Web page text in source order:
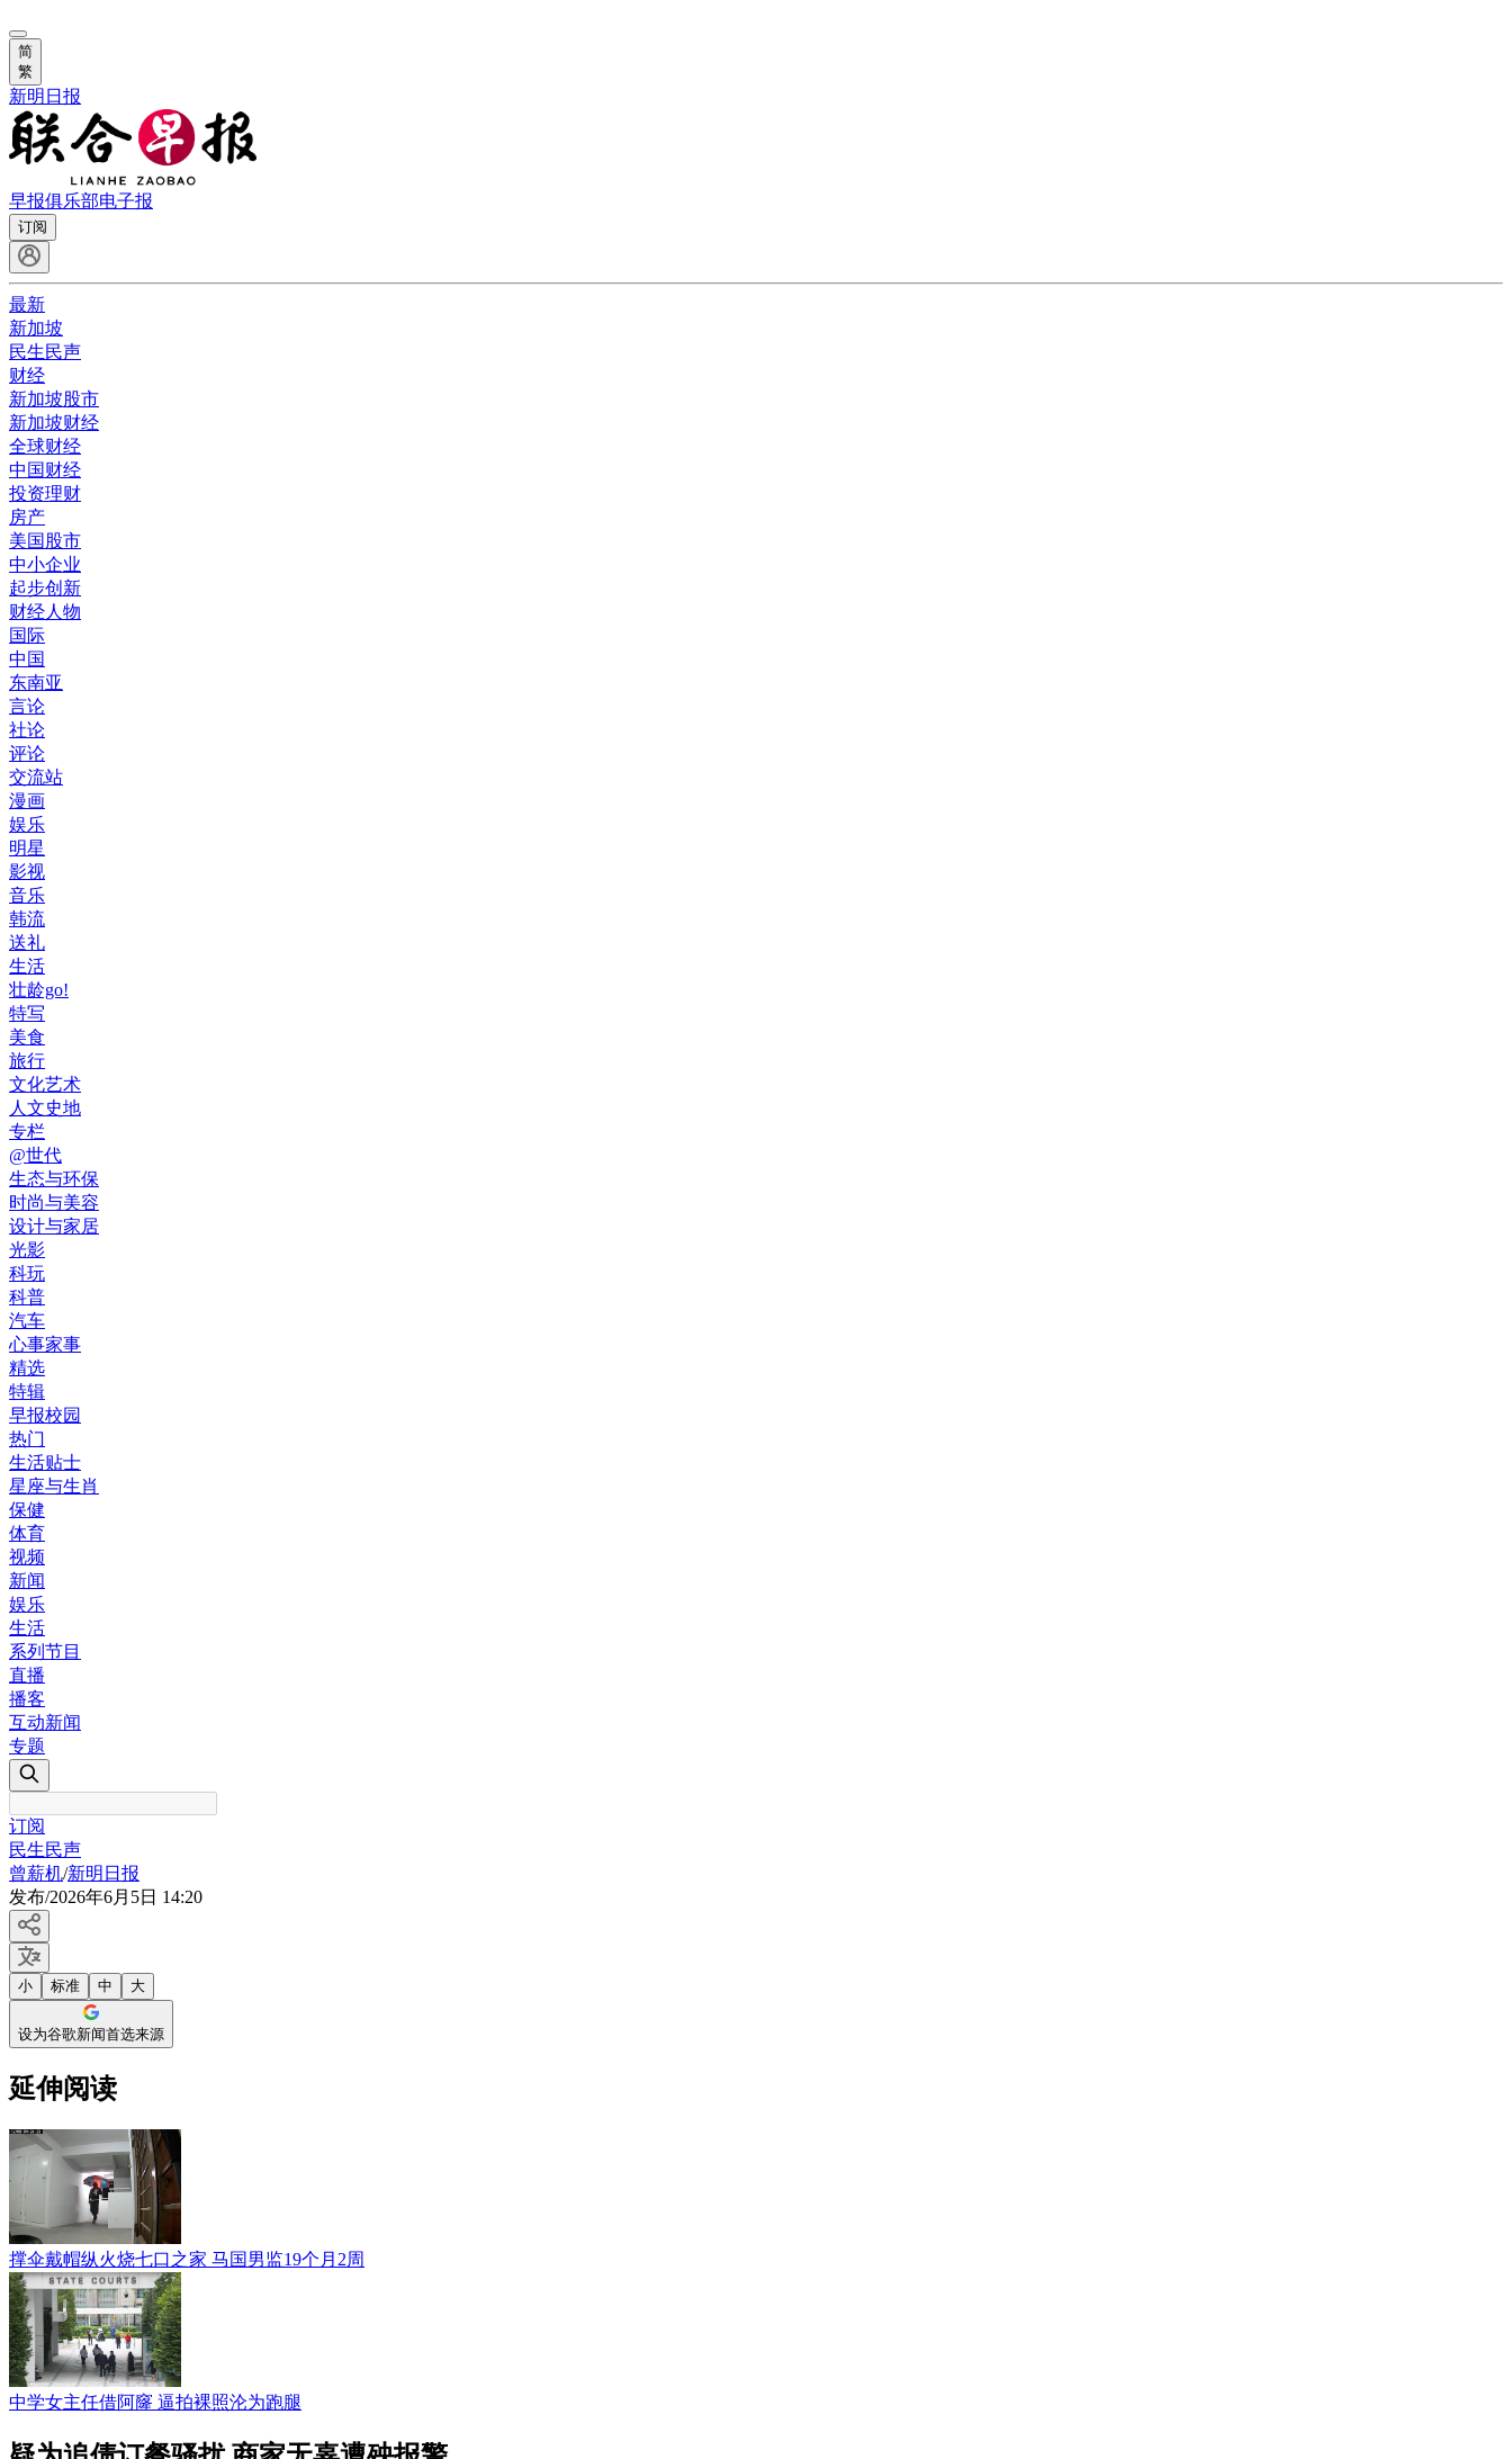
简
繁
新明日报
早报俱乐部电子报
订阅
最新
新加坡
民生民声
财经
新加坡股市
新加坡财经
全球财经
中国财经
投资理财
房产
美国股市
中小企业
起步创新
财经人物
国际
中国
东南亚
言论
社论
评论
交流站
漫画
娱乐
明星
影视
音乐
韩流
送礼
生活
壮龄go!
特写
美食
旅行
文化艺术
人文史地
专栏
@世代
生态与环保
时尚与美容
设计与家居
光影
科玩
科普
汽车
心事家事
精选
特辑
早报校园
热门
生活贴士
星座与生肖
保健
体育
视频
新闻
娱乐
生活
系列节目
直播
播客
互动新闻
专题
订阅
民生民声
曾薪机/新明日报
发布/2026年6月5日 14:20
小 标准 中 大
设为谷歌新闻首选来源
延伸阅读
撑伞戴帽纵火烧七口之家 马国男监19个月2周
中学女主任借阿窿 逼拍裸照沦为跑腿